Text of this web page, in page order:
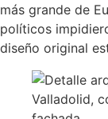
más grande de
políticos
diseño original